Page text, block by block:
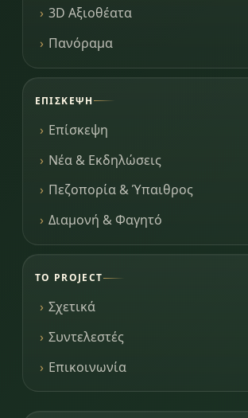
3D Αξιοθέατα
Πανόραμα
ΕΠΊΣΚΕΨΗ
Επίσκεψη
Νέα & Εκδηλώσεις
Πεζοπορία & Ύπαιθρος
Διαμονή & Φαγητό
ΤΟ PROJECT
Σχετικά
Συντελεστές
Επικοινωνία